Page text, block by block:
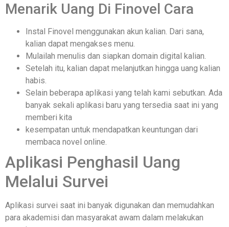
Menarik Uang Di Finovel Cara
Instal Finovel menggunakan akun kalian. Dari sana,
kalian dapat mengakses menu.
Mulailah menulis dan siapkan domain digital kalian.
Setelah itu, kalian dapat melanjutkan hingga uang kalian
habis.
Selain beberapa aplikasi yang telah kami sebutkan. Ada
banyak sekali aplikasi baru yang tersedia saat ini yang
memberi kita
kesempatan untuk mendapatkan keuntungan dari
membaca novel online.
Aplikasi Penghasil Uang
Melalui Survei
Aplikasi survei saat ini banyak digunakan dan memudahkan
para akademisi dan masyarakat awam dalam melakukan